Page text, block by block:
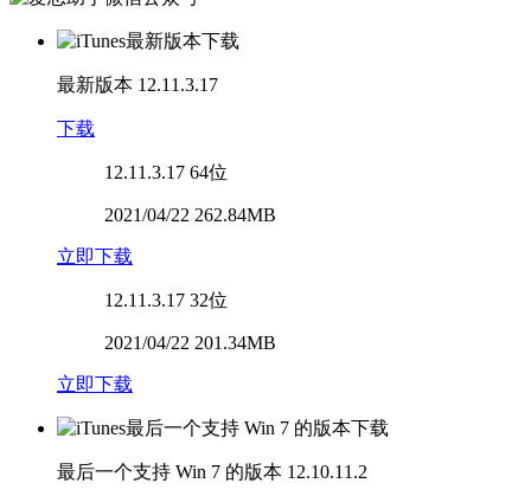
最新版本 12.11.3.17
下载
12.11.3.17 64位
2021/04/22 262.84MB
立即下载
12.11.3.17 32位
2021/04/22 201.34MB
立即下载
最后一个支持 Win 7 的版本 12.10.11.2